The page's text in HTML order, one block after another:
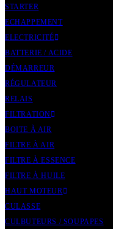
STARTER
ECHAPPEMENT
ELECTRICITÉ
BATTERIE / ACIDE
DÉMARREUR
RÉGULATEUR
RELAIS
FILTRATION
BOITE À AIR
FILTRE À AIR
FILTRE À ESSENCE
FILTRE À HUILE
HAUT MOTEUR
CULASSE
CULBUTEURS / SOUPAPES